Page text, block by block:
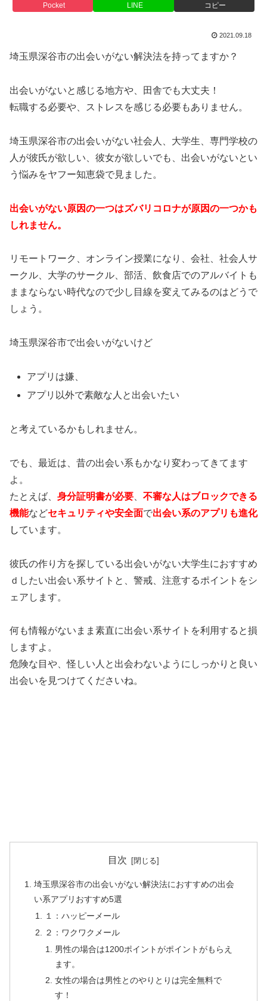
Pocket LINE コピー
2021.09.18
埼玉県深谷市の出会いがない解決法を持ってますか？
出会いがないと感じる地方や、田舎でも大丈夫！
転職する必要や、ストレスを感じる必要もありません。
埼玉県深谷市の出会いがない社会人、大学生、専門学校の
人が彼氏が欲しい、彼女が欲しいでも、出会いがないとい
う悩みをヤフー知恵袋で見ました。
出会いがない原因の一つはズバリコロナが原因の一つかも
しれません。
リモートワーク、オンライン授業になり、会社、社会人サ
ークル、大学のサークル、部活、飲食店でのアルバイトも
ままならない時代なので少し目線を変えてみるのはどうで
しょう。
埼玉県深谷市で出会いがないけど
アプリは嫌、
アプリ以外で素敵な人と出会いたい
と考えているかもしれません。
でも、最近は、昔の出会い系もかなり変わってきてます
よ。
たとえば、 身分証明書が必要
不審な人はブロックできる
機能などセキュリティや安全面で出会い系のアプリも進化
しています。
彼氏の作り方を探している出会いがない大学生におすすめ
ｄしたい出会い系サイトと、警戒、注意するポイントをシ
ェアします。
何も情報がないまま素直に出会い系サイトを利用すると損
しますよ。
危険な目や、怪しい人と出会わないようにしっかりと良い
出会いを見つけてくださいね。
目次
埼玉県深谷市の出会いがない解決法におすすめの出会
い系アプリおすすめ5選
１：ハッピーメール
２：ワクワクメール
男性の場合は1200ポイントがポイントがもらえ
ます。
女性の場合は男性とのやりとりは完全無料で
す！